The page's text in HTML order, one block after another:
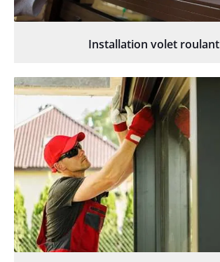
Installation volet roulant